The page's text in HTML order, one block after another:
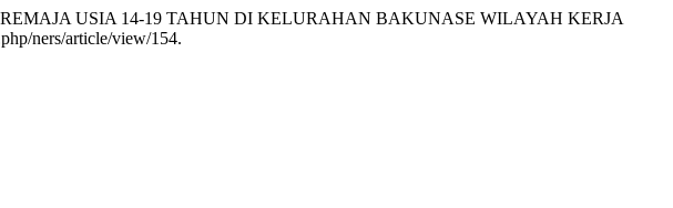
USIA 14-19 TAHUN DI KELURAHAN BAKUNASE WILAYAH KERJA
ners/article/view/154.